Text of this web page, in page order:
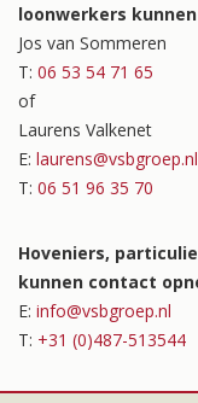
loonwerkers
Jos van Sommeren
T: 06 53 54 71 65
of
Laurens Valkenet
E: laurens@vsbgroep.nl
T: 06 51 96 35 70
Hoveniers,
kunnen contact
E: info@vsbgroep.nl
T: +31 (0)487-513544